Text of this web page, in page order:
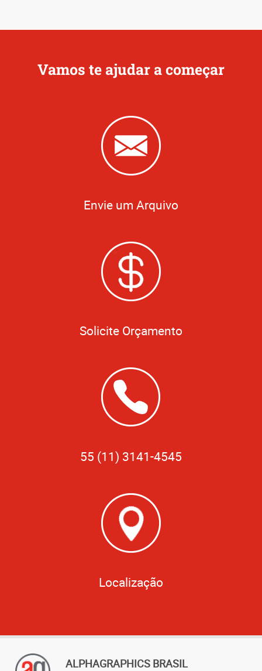
Vamos te ajudar a começar
Envie um Arquivo
Solicite Orçamento
55 (11) 3141-4545
Localização
ALPHAGRAPHICS BRASIL